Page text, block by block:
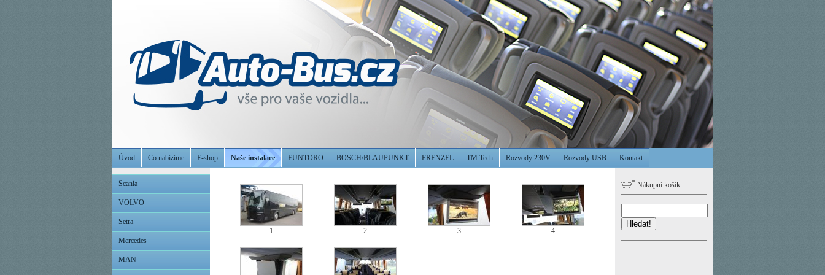
Úvod Co nabízíme E-shop Naše instalace FUNTORO BOSCH/BLAUPUNKT FRENZEL TM Tech Rozvody 230V Rozvody USB Kontakt
Scania
VOLVO
Setra
Mercedes
MAN
1 2 3 4
Nákupní košík
Hledat!